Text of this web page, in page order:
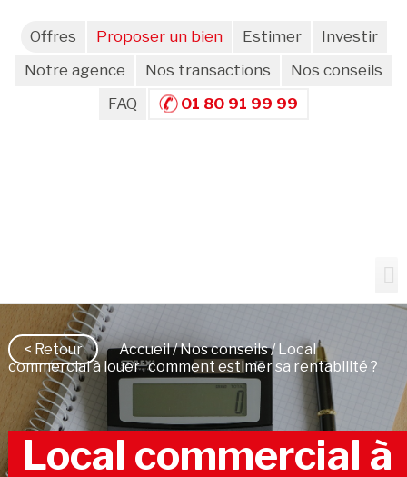
Offres Proposer un bien Estimer
Investir
Notre agence
Nos transactions
Nos conseils
FAQ
01 80 91 99 99
< Retour Accueil/Nos conseils/ Local
commercial à louer : comment estimer sa rentabilité ?
Local commercial à